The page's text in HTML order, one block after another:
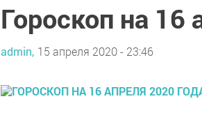
Гороскоп на 16
admin, 15 апреля 2020 - 23:46